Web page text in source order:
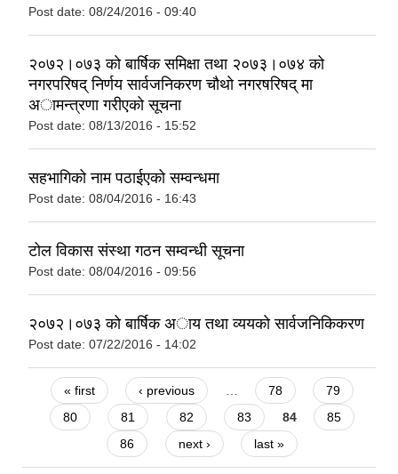
Post date: 08/24/2016 - 09:40
२०७२।०७३ काे बार्षिक समिक्षा तथा २०७३।०७४ को
नगरपरिषद् निर्णय सार्वजनिकरण चौथाे नगरषरिषद् मा
अामन्त्रणा गरीएको सूचना
Post date: 08/13/2016 - 15:52
सहभागिको नाम पठाईएको सम्वन्धमा
Post date: 08/04/2016 - 16:43
टोल विकास संस्था गठन सम्वन्धी सूचना
Post date: 08/04/2016 - 09:56
२०७२।०७३ काे बार्षिक अाय तथा व्ययकाे सार्वजनिकिकरण
Post date: 07/22/2016 - 14:02
Pages
« first ‹ previous … 78
79
80
81 82 83 84
85
86
next › last »